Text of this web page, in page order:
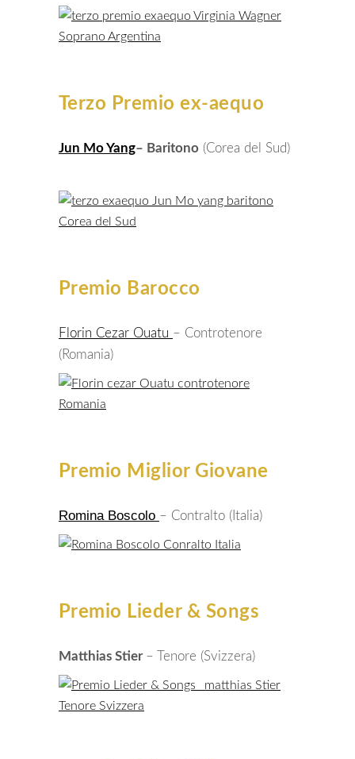
Terzo Premio ex-aequo
Jun Mo Yang– Baritono (Corea del Sud)
Premio Barocco
Florin Cezar Ouatu – Controtenore
(Romania)
Premio Miglior Giovane
Romina Boscolo – Contralto (Italia)
Premio Lieder & Songs
Matthias Stier – Tenore (Svizzera)